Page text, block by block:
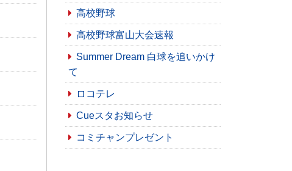
高校野球
高校野球富山大会速報
Summer Dream 白球を追いかけ
て
ロコテレ
Cueスタお知らせ
コミチャンプレゼント